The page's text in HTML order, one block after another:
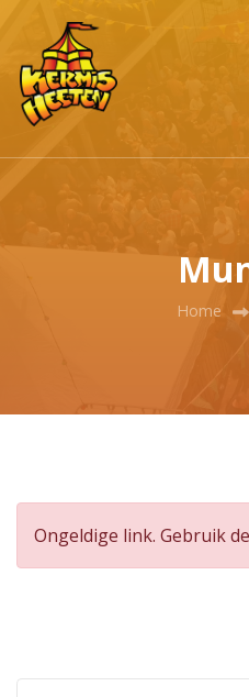
Home
Ongeldige link. Gebruik